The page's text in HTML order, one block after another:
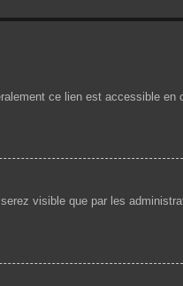
ce lien est accessible en
visible que par les